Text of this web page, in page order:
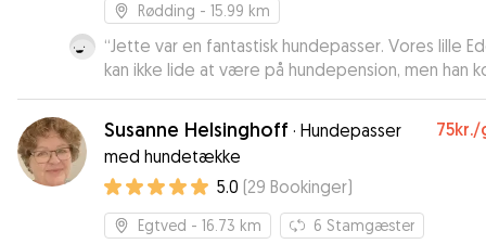
Rødding - 15.99 km
“Jette var en fantastisk hundepasser. Vores lille
kan ikke lide at være på hundepension, men han
hjem fra Jettes hus glad, sund og træt.
Kommunikationen med Jette var nem, venlig og
rettidig. Jette (og hendes børnebørn) tog sig
fremragende af vores hund, og vi kan varmt
hende. Tak, Jette! ”
Susanne Helsinghoff · Hundepasser
med hundetække
75kr./
5.0 (29 Bookinger)
Egtved - 16.73 km 6 Stamgæster